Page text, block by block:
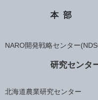
本部
NARO開発戦略センター
研究センタ
北海道農業研究センター